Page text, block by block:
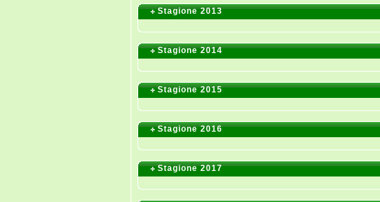
Stagione 2013
Stagione 2014
Stagione 2015
Stagione 2016
Stagione 2017